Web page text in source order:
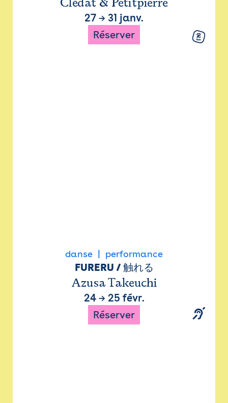
27 → 31 janv.
Réserver
danse performance
FURERU / 触れる
Azusa Takeuchi
24→ 25 févr.
Réserver